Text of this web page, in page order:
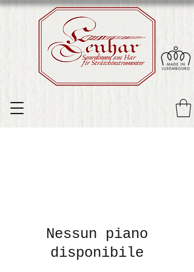
fir Sträichinstrumenter
Sourdinnen aus Har
Nessun piano
disponibile